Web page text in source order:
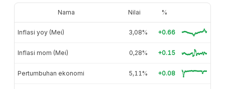
Nama Nilai %
Inflasi yoy (Mei) 3,08% +0.66
Inflasi mom (Mei) 0,28% +0.15
Pertumbuhan ekonomi 5,11% +0.08